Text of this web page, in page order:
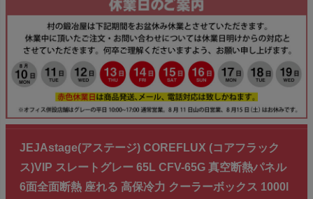
JEJAstage(アステージ) COREFLUX (コアフラック
ス)VIP スレートグレー 65L CFV-65G 真空断熱パネル
6面全面断熱 座れる 高保冷力 クーラーボックス 1000l